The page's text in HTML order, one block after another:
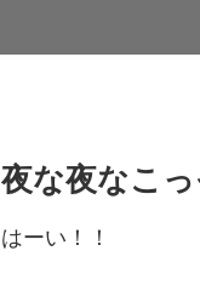
夜な夜なこ
はーい！！